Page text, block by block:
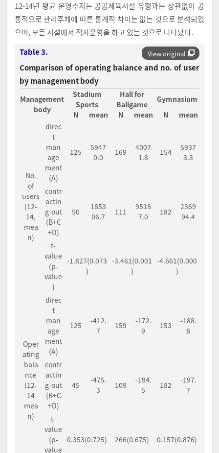
12-14년 평균 운영수지는 공공체육시설 유형과는 상관없이 공
통적으로 관리주체에 따른 통계적 차이는 없는 것으로 분석되었
으며, 모든 시설에서 적자운영을 하고 있는 것으로 나타났다.
View original
Table 3.
Comparison of operating balance and no. of user
by management body
Management
body
Stadium
Sports
Hall for
Ballgame
Gymnasium
N
mean N mean N mean
No.
of
users
(12-
14,
mea
n)
direc
t
man
age
ment
(A)
125
5947
0.0
169
4007
1.8
154
5937
3.3
contr
actin
g-out
(B+C
+D)
50
1853
06.7
111
9518
7.0
182
2369
94.4
t-
value
(p-
value
)
-1.827(0.073
)
-3.461(0.001
)
-4.661(0.000
)
Oper
ating
bala
nce
(12-
14
mea
n)
direc
t
man
age
ment
(A)
125
-412.
7
159
-172.
9
153
-188.
8
contr
actin
g-out
(B+C
+D)
45
-475.
3
109
-194.
5
182
-197.
7
t-
value
(p-
value
0.353(0.725) 266(0.675) 0.157(0.876)